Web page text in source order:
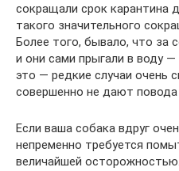
сокращали срок карантина
такого значительного
Более того, бывало, что за
и они сами прыгали в воду
это — редкие случаи очень
совершенно не дают
Если ваша собака вдруг
непременно требуется
величайшей